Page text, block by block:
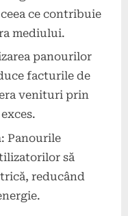
ce contribuie
mediului.
panourilor
facturile de
venituri prin
: Panourile
să
reducând